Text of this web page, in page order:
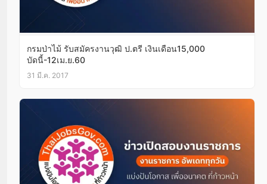
กรมป่าไม้ รับสมัครงานวุฒิ ป.ตรี เงินเดือน15,000
บัดนี้-12เม.ย.60
31 มี.ค. 2017